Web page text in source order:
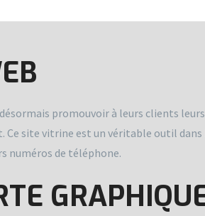
promouvoir à leurs clients leurs
Ce site vitrine est un véritable outil
numéros de téléphone.